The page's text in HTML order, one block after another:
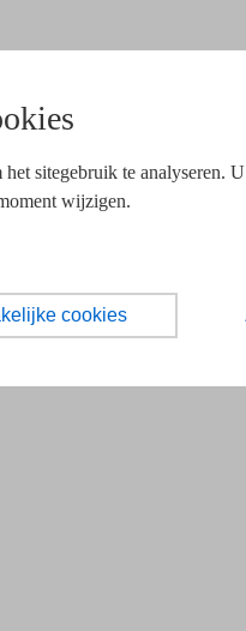
sitegebruik te analyseren.
wijzigen.
cookies